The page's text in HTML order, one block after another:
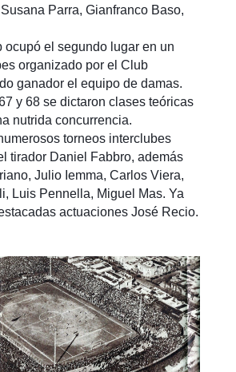
Parra, Gianfranco Baso,
ocupó el segundo lugar en un
organizado por el Club
ganador el equipo de damas.
y 68 se dictaron clases teóricas
nutrida concurrencia.
torneos interclubes
tirador Daniel Fabbro, además
Julio Iemma, Carlos Viera,
Luis Pennella, Miguel Mas. Ya
actuaciones José Recio.